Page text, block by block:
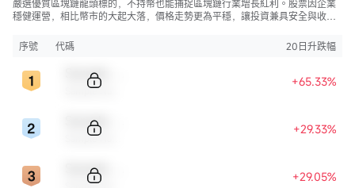
嚴選優質區塊鏈龍頭標的，不持幣也能捕捉區塊鏈行業增長紅利。股票因企業
穩健運營，相比幣市的大起大落，價格走勢更為平穩，讓投資兼具安全與收
序號
代碼 20日升跌幅
+65.33%
+29.33%
+29.05%